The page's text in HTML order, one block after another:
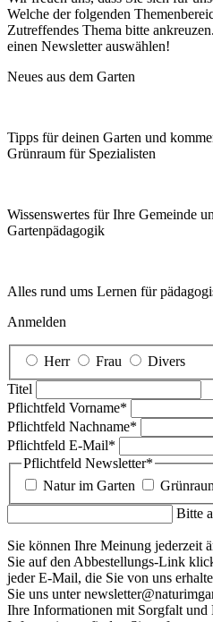
Welche der folgenden
Zutreffendes Thema bitte
einen Newsletter auswählen!
Neues aus dem Garten
Tipps für deinen Garten und
Grünraum für Spezialisten
Wissenswertes für Ihre Gemeinde
Garten­pädagogik
Alles rund ums Lernen für
Anmelden
Herr Frau
Divers
Titel
Pflichtfeld Vorname*
Pflichtfeld Nachname*
Pflichtfeld E-Mail*
Pflichtfeld Newsletter*
Natur im Garten
Bitte
Sie können Ihre Meinung jederzeit
Sie auf den Abbestellungs-Link
jeder E-Mail, die Sie von uns
Sie uns unter
Ihre Informationen mit Sorgfalt und